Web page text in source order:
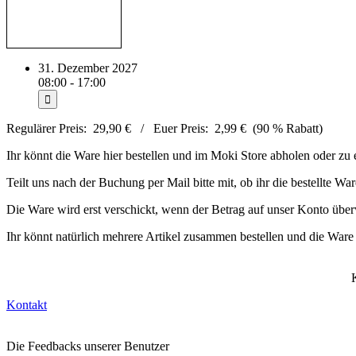
31. Dezember 2027
08:00 - 17:00
Regulärer Preis: 29,90 € / Euer Preis: 2,99 € (90 % Rabatt)
Ihr könnt die Ware hier bestellen und im Moki Store abholen oder zu
Teilt uns nach der Buchung per Mail bitte mit, ob ihr die bestellte
Die Ware wird erst verschickt, wenn der Betrag auf unser Konto
Ihr könnt natürlich mehrere Artikel zusammen bestellen und die
Kontakt
Die Feedbacks unserer Benutzer